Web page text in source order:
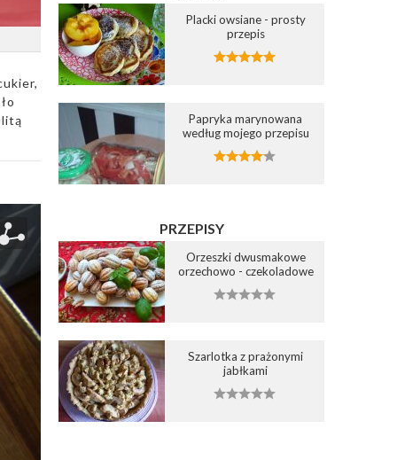
Placki owsiane - prosty
przepis
Papryka marynowana
według mojego przepisu
PRZEPISY
Orzeszki dwusmakowe
orzechowo - czekoladowe
Szarlotka z prażonymi
jabłkami